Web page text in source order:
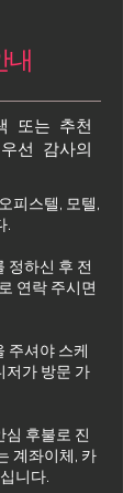
내
또는 추천
선 감사의
피스텔, 모텔,
.
정하신 후 전
연락 주시면
주셔야 스케
저가 방문 가
심 후불로 진
계좌이체, 카
니다.